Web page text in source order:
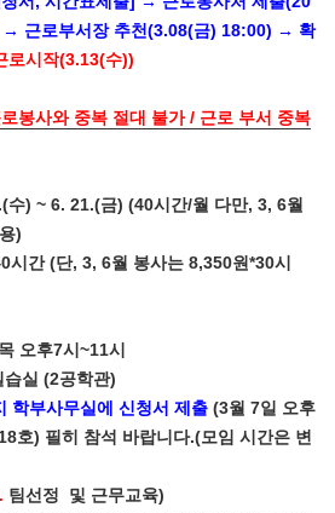
근로부서장 추천(3.08(금) 18:00) → 확
로시작(3.13(수))
봉사와 중복 절대 불가 / 근로 부서 중복
) ~ 6. 21.(금) (40시간/월 다만, 3, 6월
)
시간 (단, 3, 6월 봉사는 8,350원*30시
오후7시~11시
실 (2공학관)
학부사무실에 신청서 제출 (3월 7일 오후
호) 필히 참석 바랍니다.(모임 시간은 변
팀선정 및 근무교육)